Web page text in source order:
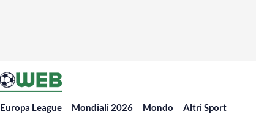
Europa League Mondiali 2026 Mondo Altri Sport